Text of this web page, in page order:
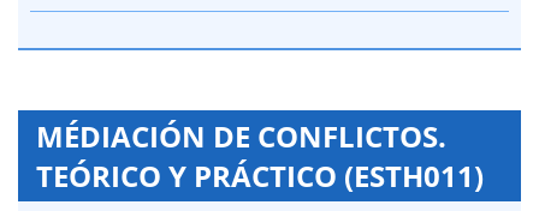
MÉDIACIÓN DE CONFLICTOS.
TEÓRICO Y PRÁCTICO (ESTH011)